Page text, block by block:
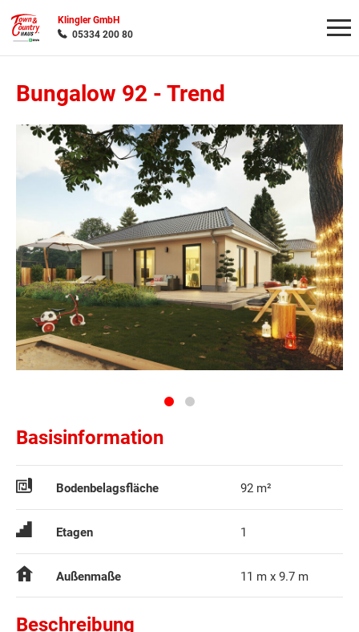
Klingler GmbH
05334 200 80
Bungalow 92 - Trend
Basisinformation
Bodenbelagsfläche 92 m²
Etagen 1
Außenmaße 11 m x 9.7 m
Beschreibung
Wonach möchten Sie suchen?